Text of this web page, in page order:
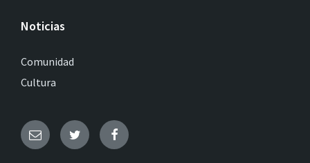
Noticias
Comunidad
Cultura